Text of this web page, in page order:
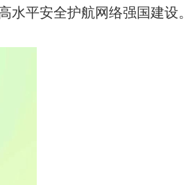
平安全护航网络强国建设。